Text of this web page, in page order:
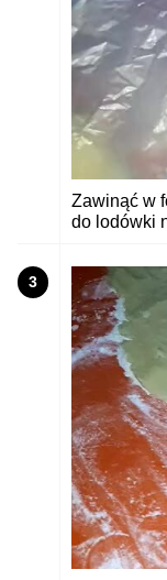
Zawinąć w
do lodówki
3